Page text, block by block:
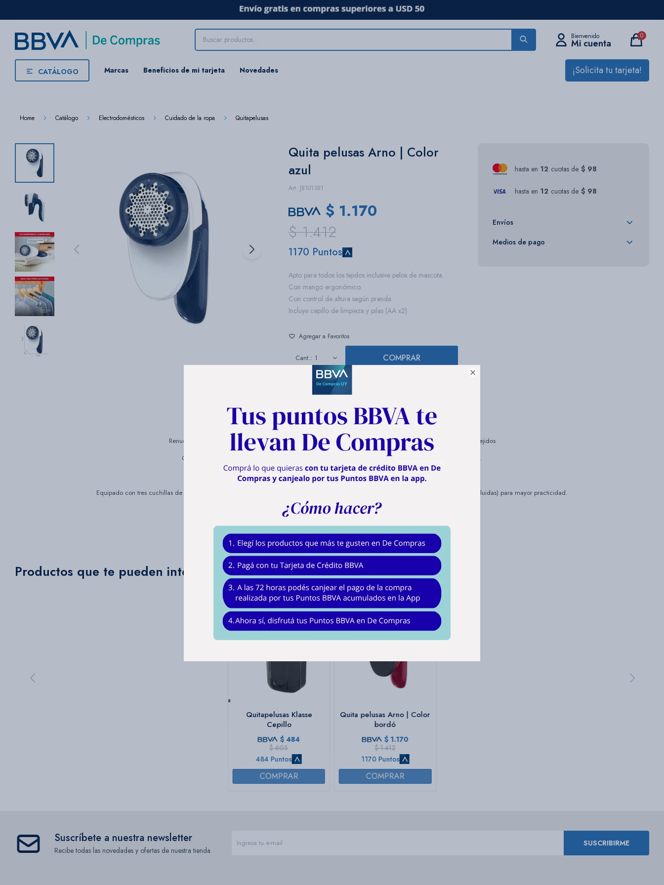

CATÁLOGO Marcas Beneficios de mi tarjeta Novedades ¡Solicita tu tarjeta!
0
Home Catálogo Electrodomésticos Cuidado de la ropa Quitapelusas
Quita pelusas Arno | Color
azul
JB1013B1
$ 1.170
$ 1.412
1170 Puntos
Apto para todos los tejidos inclusive pelos de mascota.
Con mango ergonómico.
Con control de altura según prenda.
Incluye cepillo de limpieza y pilas (AA x2).
1 COMPRAR
hasta en 12 cuotas de $ 98
hasta en 12 cuotas de $ 98
Envíos
Medios de pago
Descripción
Renueva tu ropa con el Removedor de Pelusas y Bolitas Arno, que elimina pelusas, bolitas y pelos sin dañar los tejidos
Con un práctico ajuste de altura, se adapta a diferentes fibras y superficies, como ropa, tapicerías y mantas.
Su diseño ligero, sin cable y con un asa ergonómica garantiza comodidad en el uso.
Equipado con tres cuchillas de acero inoxidable de alta precisión, elimina las imperfecciones rápidamente y funciona con 2 pilas AA (incluidas) para mayor practicidad.
El mantenimiento es simple, con piezas extraíbles y un cepillo de limpieza incluido.
¡Ten ropa renovada con facilidad, donde y cuando quieras!
Productos que te pueden interesar
Quitapelusas Klasse
Cepillo
$ 484
$ 605
484 Puntos
Quita pelusas Arno | Color
bordó
$ 1.170
$ 1.412
1170 Puntos
Suscríbete a nuestra newsletter
Recibe todas las novedades y ofertas de nuestra tienda.
SUSCRIBIRME